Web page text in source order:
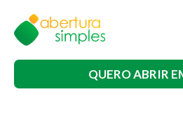
QUERO ABRIR